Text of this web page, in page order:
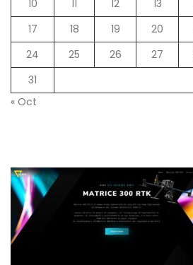
10 11 12 13
17
18 19 20
24
25 26 27
31
« Oct